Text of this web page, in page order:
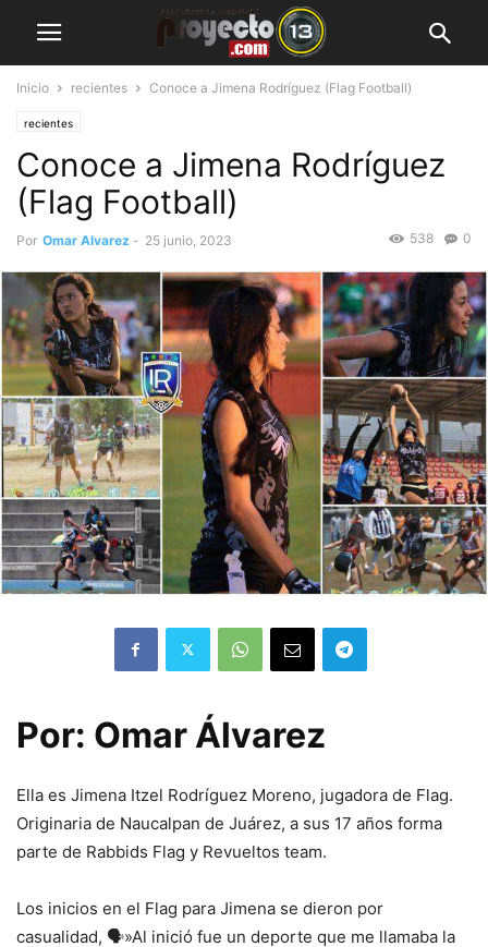
Inicio recientes Conoce a Jimena Rodríguez (Flag Football)
recientes
Conoce a Jimena Rodríguez
(Flag Football)
Por Omar Alvarez - 25 junio, 2023 0
538
Por: Omar Álvarez
Ella es Jimena Itzel Rodríguez Moreno, jugadora de Flag.
Originaria de Naucalpan de Juárez, a sus 17 años forma
parte de Rabbids Flag y Revueltos team.
Los inicios en el Flag para Jimena se dieron por
casualidad, 🗣️»Al inició fue un deporte que me llamaba la